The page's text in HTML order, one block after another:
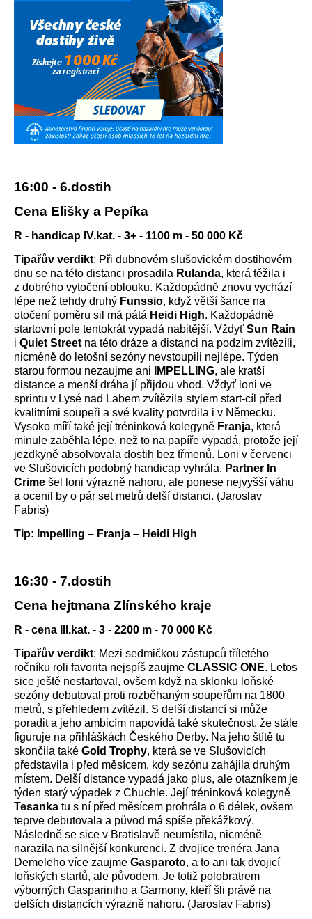
16:00 - 6.dostih
Cena Elišky a Pepíka
R - handicap IV.kat. - 3+ - 1100 m - 50 000 Kč
Tipařův verdikt: Při dubnovém slušovickém dostihovém
dnu se na této distanci prosadila Rulanda, která těžila i
z dobrého vytočení oblouku. Každopádně znovu vychází
lépe než tehdy druhý Funssio, když větší šance na
otočení poměru sil má pátá Heidi High. Každopádně
startovní pole tentokrát vypadá nabitější. Vždyť Sun Rain
i Quiet Street na této dráze a distanci na podzim zvítězili,
nicméně do letošní sezóny nevstoupili nejlépe. Týden
starou formou nezaujme ani
IMPELLING, ale kratší
distance a menší dráha jí přijdou vhod. Vždyť loni ve
sprintu v Lysé nad Labem zvítězila stylem start-cíl před
kvalitními soupeři a své kvality potvrdila i v Německu.
Vysoko míří také její tréninková kolegyně Franja, která
minule zaběhla lépe, než to na papíře vypadá, protože její
jezdkyně absolvovala dostih bez třmenů. Loni v červenci
ve Slušovicích podobný handicap vyhrála. Partner In
Crime šel loni výrazně nahoru, ale ponese nejvyšší váhu
a ocenil by o pár set metrů delší distanci. (Jaroslav
Fabris)
Tip: Impelling – Franja – Heidi High
16:30 - 7.dostih
Cena hejtmana Zlínského kraje
R - cena III.kat. - 3 - 2200 m - 70 000 Kč
Tipařův verdikt: Mezi sedmičkou zástupců tříletého
ročníku roli favorita nejspíš zaujme CLASSIC ONE. Letos
sice ještě nestartoval, ovšem když na sklonku loňské
sezóny debutoval proti rozběhaným soupeřům na 1800
metrů, s přehledem zvítězil. S delší distancí si může
poradit a jeho ambicím napovídá také skutečnost, že stále
figuruje na přihláškách Českého Derby. Na jeho štítě tu
skončila také Gold Trophy, která se ve Slušovicích
představila i před měsícem, kdy sezónu zahájila druhým
místem. Delší distance vypadá jako plus, ale otazníkem je
týden starý výpadek z Chuchle. Její tréninková kolegyně
Tesanka tu s ní před měsícem prohrála o 6 délek, ovšem
teprve debutovala a původ má spíše překážkový.
Následně se sice v Bratislavě neumístila, nicméně
narazila na silnější konkurenci. Z dvojice trenéra Jana
Demeleho více zaujme Gasparoto, a to ani tak dvojicí
loňských startů, ale původem. Je totiž polobratrem
výborných Gaspariniho a Garmony, kteří šli právě na
delších distancích výrazně nahoru. (Jaroslav Fabris)